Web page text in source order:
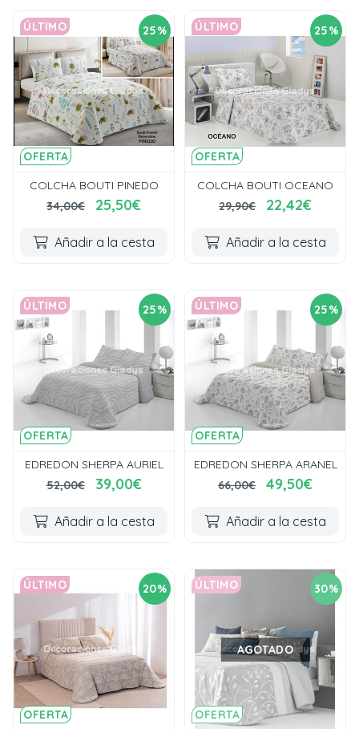
25%
OFERTA
ÚLTIMO
COLCHA BOUTI PINEDO
34,00€
25,50€
Añadir a la cesta
25%
OFERTA
ÚLTIMO
COLCHA BOUTI OCEANO
29,90€
22,42€
Añadir a la cesta
25%
OFERTA
ÚLTIMO
EDREDON SHERPA AURIEL
52,00€
39,00€
Añadir a la cesta
25%
OFERTA
ÚLTIMO
EDREDON SHERPA ARANEL
66,00€
49,50€
Añadir a la cesta
20%
OFERTA
ÚLTIMO 30%
OFERTA
ÚLTIMO
AGOTADO